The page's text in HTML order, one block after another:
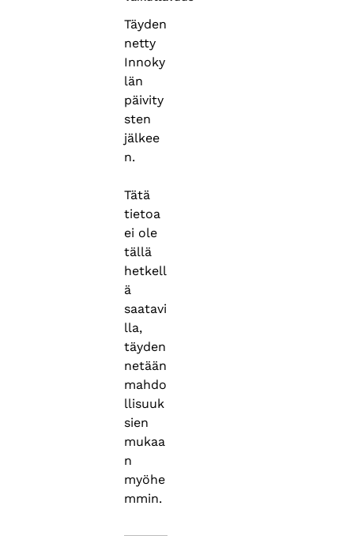
Täyden
netty
Innoky
län
päivity
sten
jälkee
n.
Tätä
tietoa
ei ole
tällä
hetkell
ä
saatavi
lla,
täyden
netään
mahdo
llisuuk
sien
mukaa
n
myöhe
mmin.